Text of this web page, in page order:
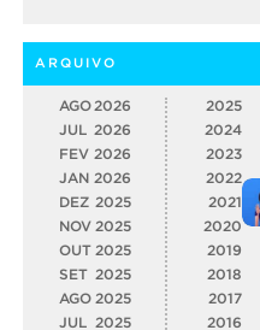
ARQUIVO
AGO 2026
JUL 2026
FEV 2026
JAN 2026
DEZ 2025
NOV 2025
OUT 2025
SET 2025
AGO 2025
JUL
2025
2025
2024
2023
2022
2021
2020
2019
2018
2017
2016